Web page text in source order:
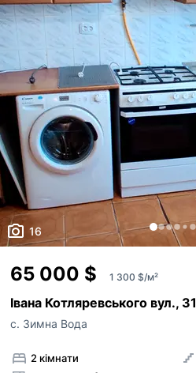
16
65 000 $ 1 300 $/м²
Івана Котляревського вул., 31
с. Зимна Вода
2 кімнати